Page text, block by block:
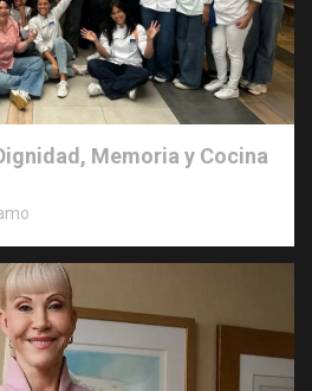
Memoria y Cocina